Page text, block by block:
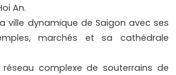
An.
ville dynamique de Saigon avec ses
marchés et sa cathédrale
complexe de souterrains de